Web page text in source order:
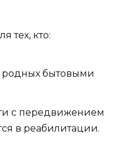
тех, кто:
родных бытовыми
с передвижением
в реабилитации.